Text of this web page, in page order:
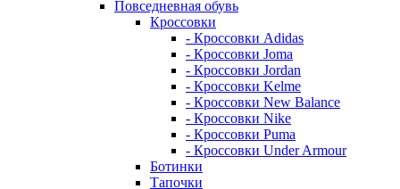
Повседневная обувь
Кроссовки
- Кроссовки Adidas
- Кроссовки Joma
- Кроссовки Jordan
- Кроссовки Kelme
- Кроссовки New Balance
- Кроссовки Nike
- Кроссовки Puma
- Кроссовки Under Armour
Ботинки
Тапочки